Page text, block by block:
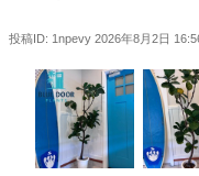
投稿ID: 1npevy 2026年8月2日